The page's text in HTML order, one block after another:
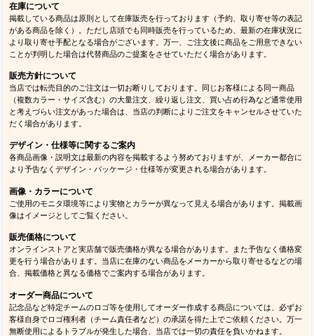
在庫について
掲載している商品は原則として在庫販売を行っております（予約、取り寄せ等の表記
がある商品を除く）。ただし店頭でも同時販売を行っているため、最新の在庫状況に
より取り寄せ手配となる場合がございます。万一、ご注文後に商品をご用意できない
ことが判明した場合は代替商品のご提案をさせていただく場合があります。
販売方針について
当店では転売目的のご注文は一切お断りしております。同じお客様による同一商品
（複数カラー・サイズ含む）の大量注文、繰り返し注文、買い占め行為など通常使用
と考えづらい注文があった場合は、当店の判断によりご注文をキャンセルさせていた
だく場合があります。
デザイン・仕様等に関するご案内
各商品画像・説明文は最新の内容を掲載するよう努めておりますが、メーカー都合に
より予告なくデザイン・パッケージ・仕様等が変更される場合があります。
画像・カラーについて
ご使用のモニタ環境等により実物とカラーが異なって見える場合があります。掲載画
像はイメージとしてご覧ください。
販売価格について
オンラインストアと実店舗で販売価格が異なる場合があります。また予告なく価格変
更を行う場合があります。当店に在庫のない商品をメーカーから取り寄せるなどの場
合、掲載価格と異なる価格でご案内する場合があります。
オーダー商品について
記念品など特定チームのロゴ等を使用してオーダー作成する商品については、必ずお
客様自身でロゴ権利者（チーム責任者など）の承諾を得た上でご依頼ください。万一
無断使用によるトラブルが発生した場合、当店では一切の責任を負いかねます。